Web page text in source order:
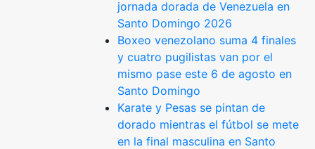
jornada dorada de Venezuela en
Santo Domingo 2026
Boxeo venezolano suma 4 finales
y cuatro pugilistas van por el
mismo pase este 6 de agosto en
Santo Domingo
Karate y Pesas se pintan de
dorado mientras el fútbol se mete
en la final masculina en Santo